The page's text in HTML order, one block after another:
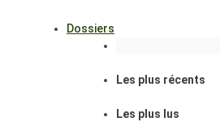
Dossiers
Les plus récents
Les plus lus